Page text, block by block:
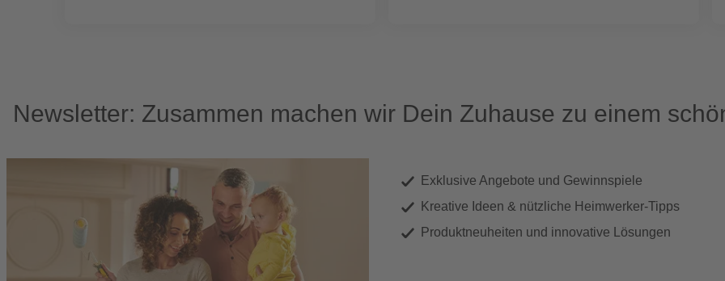
Newsletter: Zusammen machen wir Dein Zuhause zu einem
Exklusive Angebote und Gewinnspiele
Kreative Ideen & nützliche Heimwerker-Tipps
Produktneuheiten und innovative Lösungen